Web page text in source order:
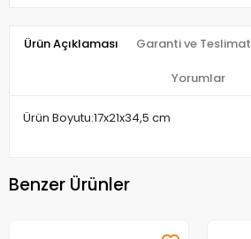
Ürün Açıklaması Garanti ve Teslimat
Yorumlar
Ürün Boyutu:17x21x34,5 cm
Benzer Ürünler